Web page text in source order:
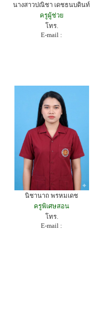
นางสาวปณิชา เดชธนบดินท์
ครูผู้ช่วย
โทร.
E-mail :
นิชานาถ พรหมเดช
ครูพิเศษสอน
โทร.
E-mail :